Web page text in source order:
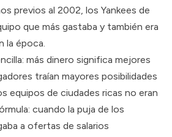
previos al 2002, los Yankees de
que más gastaba y también era
la época.
más dinero significa mejores
traían mayores posibilidades
equipos de ciudades ricas no eran
cuando la puja de los
a ofertas de salarios